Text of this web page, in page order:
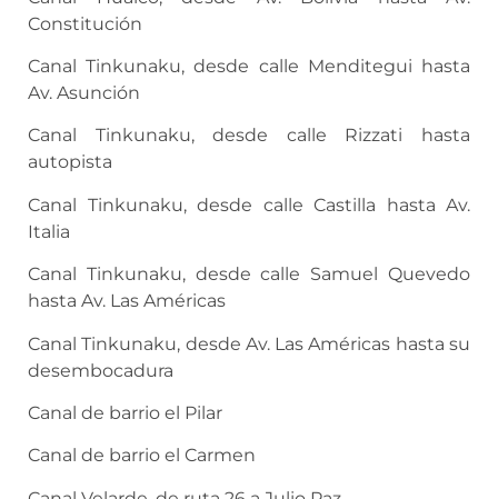
Constitución
Canal Tinkunaku, desde calle Menditegui hasta
Av. Asunción
Canal Tinkunaku, desde calle Rizzati hasta
autopista
Canal Tinkunaku, desde calle Castilla hasta Av.
Italia
Canal Tinkunaku, desde calle Samuel Quevedo
hasta Av. Las Américas
Canal Tinkunaku, desde Av. Las Américas hasta su
desembocadura
Canal de barrio el Pilar
Canal de barrio el Carmen